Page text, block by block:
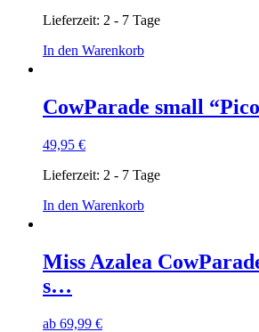
Lieferzeit: 2 - 7 Tage
In den Warenkorb
CowParade small
49,95 €
Lieferzeit: 2 - 7 Tage
In den Warenkorb
Miss Azalea
s…
ab 69,99 €